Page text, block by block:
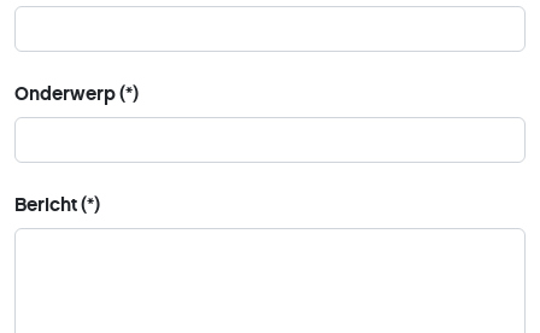
Onderwerp(*)
Bericht(*)